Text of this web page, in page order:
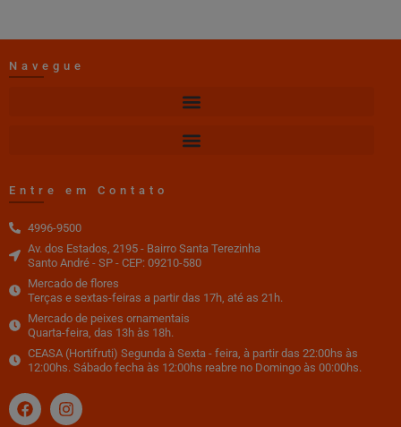
Navegue
Entre em Contato
4996-9500
Av. dos Estados, 2195 - Bairro Santa Terezinha
Santo André - SP - CEP: 09210-580
Mercado de flores
Terças e sextas-feiras a partir das 17h, até as 21h.
Mercado de peixes ornamentais
Quarta-feira, das 13h às 18h.
CEASA (Hortifruti) Segunda à Sexta - feira, à partir das 22:00hs às
12:00hs. Sábado fecha às 12:00hs reabre no Domingo às 00:00hs.